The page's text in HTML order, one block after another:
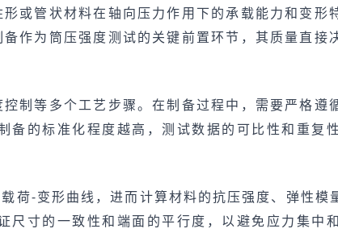
或管状材料在轴向压力作用下的承载能力和变形
作为筒压强度测试的关键前置环节，其质量直接
制等多个工艺步骤。在制备过程中，需要严格遵
的标准化程度越高，测试数据的可比性和重复
荷-变形曲线，进而计算材料的抗压强度、弹性模
寸的一致性和端面的平行度，以避免应力集中